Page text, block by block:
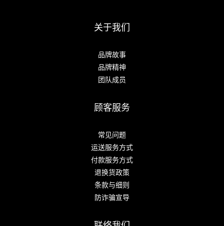
关于我们
品牌故事
品牌精神
团队成员
顾客服务
常见问题
运送服务方式
付款服务方式
退换货政策
条款与细则
防诈骗宣导